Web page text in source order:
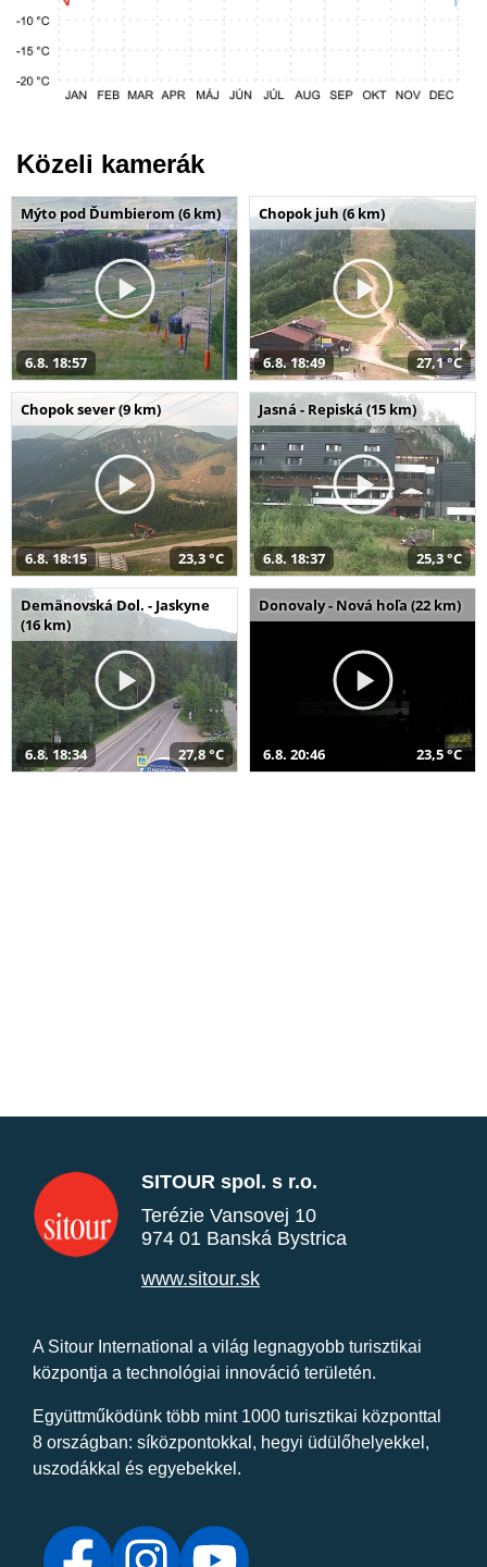
Közeli kamerák
Mýto pod Ďumbierom (6 km)
6.8. 18:57
Chopok juh (6 km)
6.8. 18:49 27,1 °C
Chopok sever (9 km)
6.8. 18:15 23,3 °C
Jasná - Repiská (15 km)
6.8. 18:37 25,3 °C
Demänovská Dol. - Jaskyne
(16 km)
6.8. 18:34 27,8 °C
Donovaly - Nová hoľa (22 km)
6.8. 20:46 23,5 °C
SITOUR spol. s r.o.
Terézie Vansovej 10
974 01 Banská Bystrica
www.sitour.sk
A Sitour International a világ legnagyobb turisztikai
központja a technológiai innováció területén.
Együttműködünk több mint 1000 turisztikai központtal
8 országban: síközpontokkal, hegyi üdülőhelyekkel,
uszodákkal és egyebekkel.